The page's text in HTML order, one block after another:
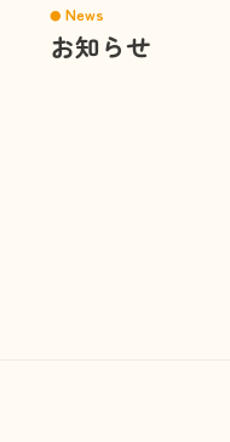
News
お知らせ